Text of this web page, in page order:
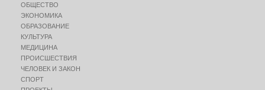
ОБЩЕСТВО
ЭКОНОМИКА
ОБРАЗОВАНИЕ
КУЛЬТУРА
МЕДИЦИНА
ПРОИСШЕСТВИЯ
ЧЕЛОВЕК И ЗАКОН
СПОРТ